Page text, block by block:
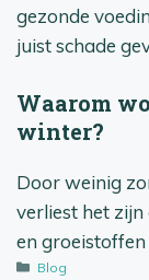
gezonde
juist schade
Waarom
winter?
Door weinig
verliest het
en
Categorieën
Blog